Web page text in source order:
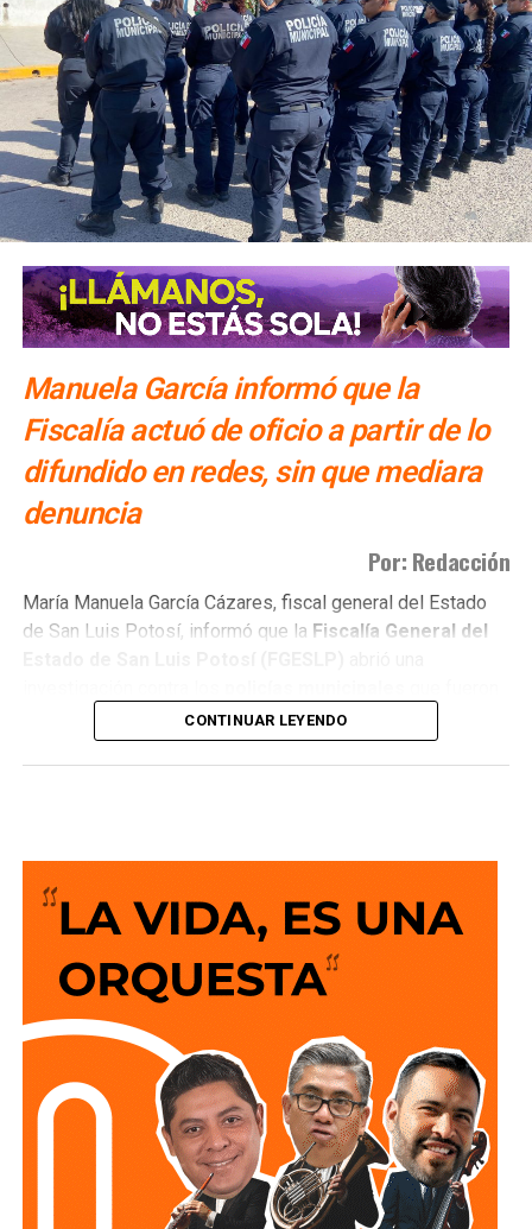
El número exacto de paquetes vendidos o apartados por
las agencias solo se conocerá al cierre de la temporada,
dijo Alonso.
También lee:Gallardo arranca operativo de seguridad para
Fenapo 2026
Manuela García informó que la
Fiscalía actuó de oficio a partir de lo
difundido en redes, sin que mediara
denuncia
Por: Redacción
María Manuela García Cázares, fiscal general del Estado
de San Luis Potosí, informó que la Fiscalía General del
captados en cámara en un sitio que las autoridades tienen
identificado comopunto de venta de drogas.
ser cuestionada sobre el caso.
García Cázares planteó que el eje de la revisión será
determinar la conducta de los elementos en ese punto:
qué acción realizaban y por qué se detuvieron ahí.
Adelantó que el resultado de las diligencias definirá si
hubo alguna irregularidad.
Al momento de la entrevista, la fiscal no había tenido
Juan Antonio Villa Gutiérrez
CONTINUAR LEYENDO